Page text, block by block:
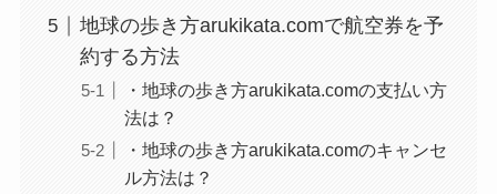
地球の歩き方arukikata.comで航空券を予
約する方法
・地球の歩き方arukikata.comの支払い方
法は？
・地球の歩き方arukikata.comのキャンセ
ル方法は？